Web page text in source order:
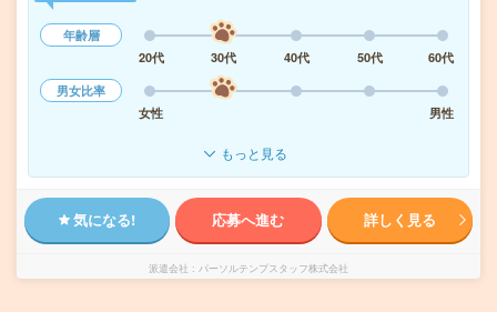
年齢層
20代
30代 40代 50代
60代
男女比率
女性
男性
もっと見る
気になる! 応募へ進む 詳しく見る
派遣会社 パーソルテンプスタッフ株式会社